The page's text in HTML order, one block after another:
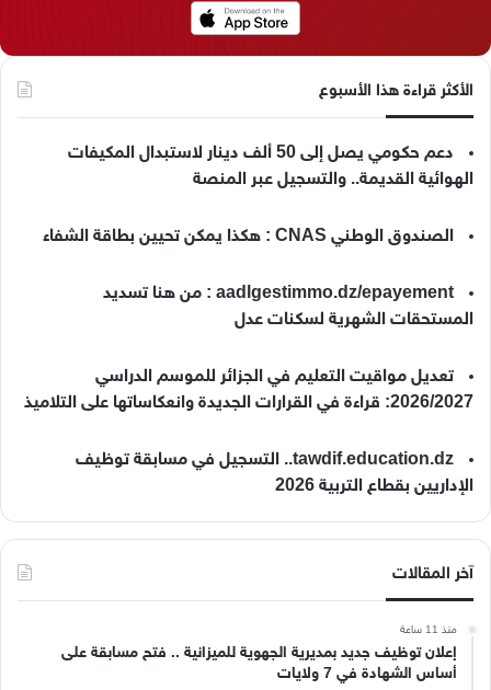
الأكثر قراءة هذا الأسبوع
دعم حكومي يصل إلى 50 ألف دينار لاستبدال المكيفات
الهوائية القديمة.. والتسجيل عبر المنصة
الصندوق الوطني CNAS : هكذا يمكن تحيين بطاقة الشفاء
aadlgestimmo.dz/epayement : من هنا تسديد
المستحقات الشهرية لسكنات عدل
تعديل مواقيت التعليم في الجزائر للموسم الدراسي
2026/2027: قراءة في القرارات الجديدة وانعكاساتها على التلاميذ
tawdif.education.dz.. التسجيل في مسابقة توظيف
الإداريين بقطاع التربية 2026
آخر المقالات
منذ 11 ساعة
إعلان توظيف جديد بمديرية الجهوية للميزانية .. فتح مسابقة على
أساس الشهادة في 7 ولايات